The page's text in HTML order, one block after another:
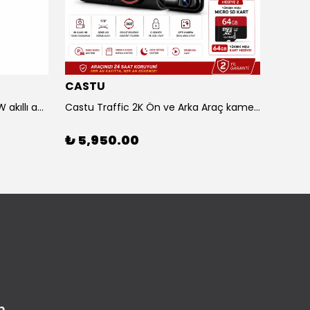
Yesido HyperCharge C-C 240W akıllı adaptör
CASTU
Castu Traffic 2K Ön ve Arka Araç kamerası 2 hediyeli VE Sepette 2000₺ ANINDA İNDİRİM
₺ 5,950.00